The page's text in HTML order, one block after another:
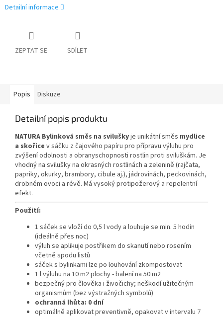
Detailní informace
ZEPTAT SE SDÍLET
Popis Diskuze
Detailní popis produktu
NATURA Bylinková směs na sviluškyje unikátní směs mydlice
a skořice v sáčku z čajového papíru pro přípravu výluhu pro
zvýšení odolnosti a obranyschopnosti rostlin proti sviluškám. Je
vhodný na svilušky na okrasných rostlinách a zelenině (rajčata,
papriky, okurky, brambory, cibule aj.), jádrovinách, peckovinách,
drobném ovoci a révě. Má vysoký protipožerový a repelentní
efekt.
Použití:
1 sáček se vloží do 0,5 l vody a louhuje se min. 5 hodin
(ideálně přes noc)
výluh se aplikuje postřikem do skanutí nebo rosením
včetně spodu listů
sáček s bylinkami lze po louhování zkompostovat
1 l výluhu na 10 m2 plochy - balení na 50 m2
bezpečný pro člověka i živočichy; neškodí užitečným
organismům (bez výstražných symbolů)
ochranná lhůta: 0 dní
optimálně aplikovat preventivně, opakovat v intervalu 7